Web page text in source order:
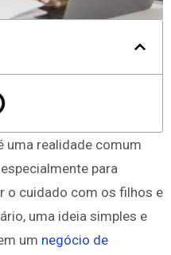
uma realidade comum
para
o cuidado com os filhos e
uma ideia simples e
um negócio de